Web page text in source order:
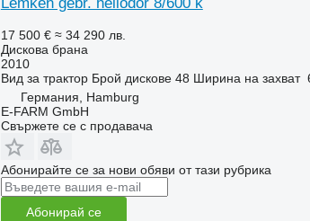
17 500 € ≈ 34 290 лв.
Дискова брана
2010
Вид за трактор Брой дискове 48 Ширина на захват
Германия, Hamburg
E-FARM GmbH
Свържете се с продавача
Абонирайте се за нови обяви от тази рубрика
Абонирай се